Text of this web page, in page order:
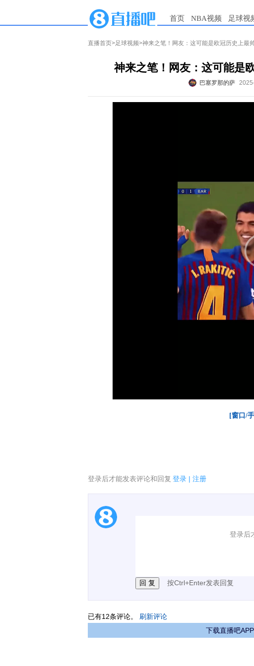
首页 NBA视频 足球视
直播首页>足球视频>神来之笔！网友：这可能是欧冠历史上最
神来之笔！网友：这可能是
巴塞罗那的萨
[窗口/
登录后才能发表评论和回复 登录 | 注册
登录后
1.电脑端新用户可以发表评论了！
按Ctrl+Enter发表回复
已有12条评论。 刷新评论
下载直播吧